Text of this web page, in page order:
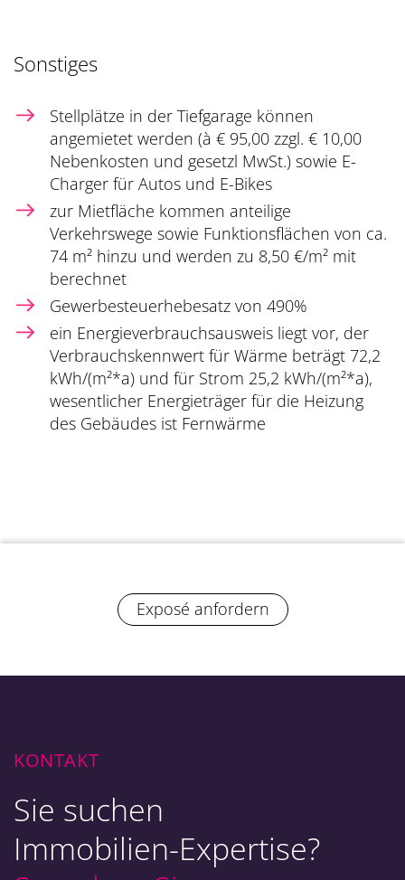
Sonstiges
Stellplätze in der Tiefgarage können
angemietet werden (à € 95,00 zzgl. € 10,00
Nebenkosten und gesetzl MwSt.) sowie E-
Charger für Autos und E-Bikes
zur Mietfläche kommen anteilige
Verkehrswege sowie Funktionsflächen von ca.
74 m² hinzu und werden zu 8,50 €/m² mit
berechnet
Gewerbesteuerhebesatz von 490%
ein Energieverbrauchsausweis liegt vor, der
Verbrauchskennwert für Wärme beträgt 72,2
kWh/(m²*a) und für Strom 25,2 kWh/(m²*a),
wesentlicher Energieträger für die Heizung
des Gebäudes ist Fernwärme
Exposé anfordern
KONTAKT
Sie suchen
Immobilien-Expertise?